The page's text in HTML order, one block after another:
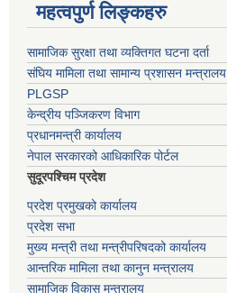
महत्वपुर्ण लिङ्कहरु
सामाजिक सुरक्षा तथा व्यक्तिगत घटना दर्ता
संघिय मामिला तथा सामान्य प्रशासन मन्त्रालय
PLGSP
केन्द्रीय पञ्जिकरण विभाग
प्रधानमन्त्री कार्यालय
नेपाल सरकारको आधिकारिक पोर्टल
सुदूरपश्चिम प्रदेश
प्रदेश प्रमुखको कार्यालय
प्रदेश सभा
मुख्य मन्त्री तथा मन्त्रीपरिषदको कार्यालय
आन्तरिक मामिला तथा कानुन मन्त्रालय
सामाजिक विकास मन्त्रालय